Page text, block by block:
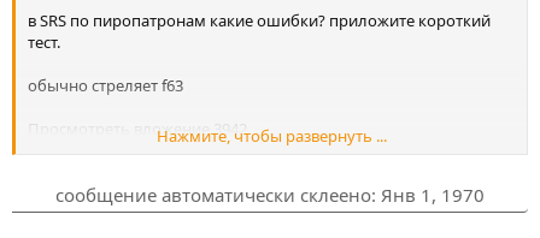
в SRS по пиропатронам какие ошибки? приложите короткий
тест.
обычно стреляет f63
Просмотреть вложение 3942
Просмотреть вложение 3943
Добрый день подскажите пожалуйста перед тем как менять
пиропатрон F63 нужно устранить все вопросы по SRS иначе
Нажмите, чтобы развернуть ...
сообщение автоматически склеено: Янв 1, 1970